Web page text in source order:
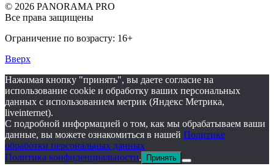
© 2026 PANORAMA PRO
Все права защищены
Ограничение по возрасту: 16+
Вверх
Нажимая кнопку "принять", вы даете согласие на
использование cookie и обработку ваших персональных
данных с использованием метрик (Яндекс Метрика,
liveinternet).
С подробной информацией о том, как мы обрабатываем ваши
данные, вы можете ознакомиться в нашей Политике
обработки персональных данных
Политика конфиденциальности. Принять